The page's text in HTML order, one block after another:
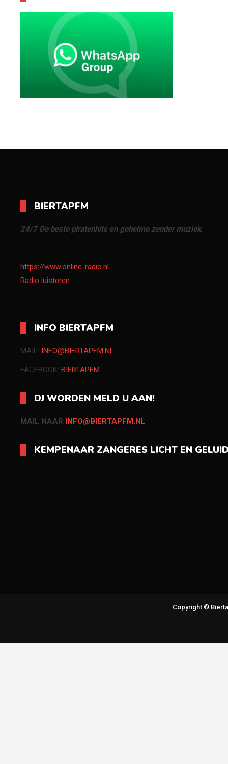
BIERTAPFM
24/7 De beste piratenhits en geheime zender muziek.
https://www.online-radio.nl
Radio luisteren
INFO BIERTAPFM
MAIL: INFO@BIERTAPFM.NL
FACEBOOK: BIERTAPFM
DJ WORDEN MELD U AAN!
MAIL NAAR INFO@BIERTAPFM.NL
KEMPENAAR ZANGERES LICHT EN
Copyright ©